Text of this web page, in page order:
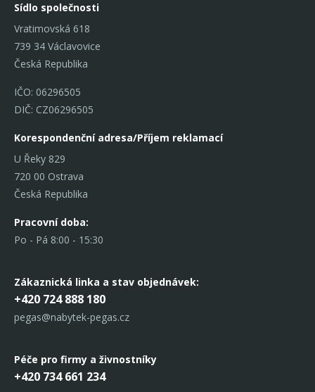
Sídlo společnosti
Vratimovská 618
739 34 Václavovice
Česká Republika
IČO: 06296505
DIČ: CZ06296505
Korespondenční adresa/Příjem reklamací
U Řeky 829
720 00 Ostrava
Česká Republika
Pracovní doba:
Po - Pá 8:00 - 15:30
Zákaznická linka a stav objednávek:
+420 724 888 180
pegas@nabytek-pegas.cz
Péče pro firmy a živnostníky
+420 734 661 234